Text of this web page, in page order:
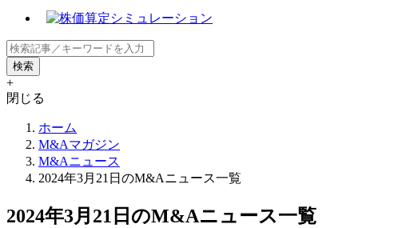
+
閉じる
ホーム
M&Aマガジン
M&Aニュース
2024年3月21日のM&Aニュース一覧
2024年3月21日のM&Aニュース一覧